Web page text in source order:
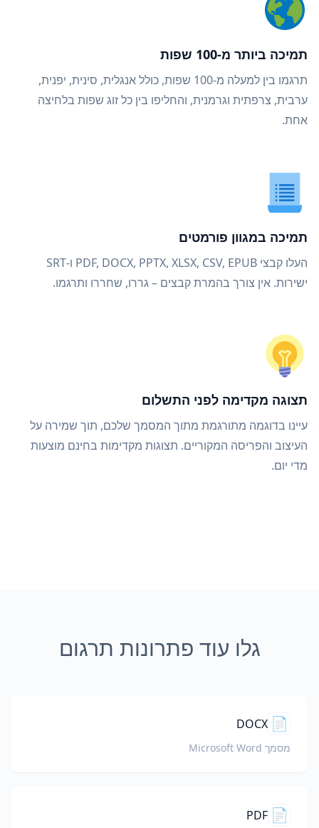
תמיכה ביותר מ-100 שפות
תרגמו בין למעלה מ-100 שפות, כולל אנגלית, סינית, יפנית,
ערבית, צרפתית וגרמנית, והחליפו בין כל זוג שפות בלחיצה
אחת.
תמיכה במגוון פורמטים
העלו קבצי PDF, DOCX, PPTX, XLSX, CSV, EPUB ו-SRT
ישירות. אין צורך בהמרת קבצים – גררו, שחררו ותרגמו.
תצוגה מקדימה לפני התשלום
עיינו בדוגמה מתורגמת מתוך המסמך שלכם, תוך שמירה על
העיצוב והפריסה המקוריים. תצוגות מקדימות בחינם מוצעות
מדי יום.
גלו עוד פתרונות תרגום
📄
DOCX
מסמך Microsoft Word
📄
PDF